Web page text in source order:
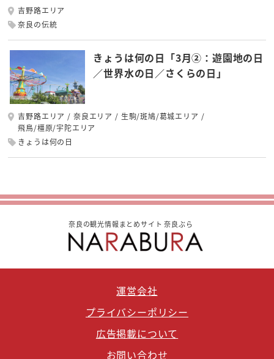
吉野路エリア
奈良の伝統
きょうは何の日「3月②：遊園地の日
／世界水の日／さくらの日」
吉野路エリア 奈良エリア
生駒/斑鳩/葛城エリア
飛鳥/橿原/宇陀エリア
きょうは何の日
奈良の観光情報まとめサイト 奈良ぶら
運営会社
プライバシーポリシー
広告掲載について
お問い合わせ